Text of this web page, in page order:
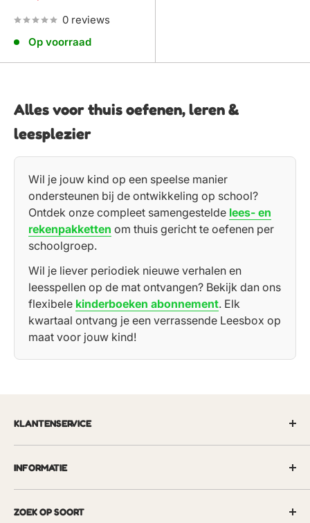
0 reviews
Op voorraad
Alles voor thuis oefenen, leren &
leesplezier
Wil je jouw kind op een speelse manier
ondersteunen bij de ontwikkeling op school?
Ontdek onze compleet samengestelde lees- en
rekenpakketten om thuis gericht te oefenen per
schoolgroep.
Wil je liever periodiek nieuwe verhalen en
leesspellen op de mat ontvangen? Bekijk dan ons
flexibele kinderboeken abonnement. Elk
kwartaal ontvang je een verrassende Leesbox op
maat voor jouw kind!
KLANTENSERVICE
Contactgegevens
Over ons
INFORMATIE
Retourbeleid / herroepingsrecht
ZOEK OP SOORT